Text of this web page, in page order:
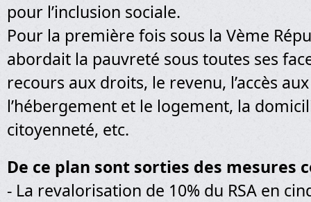
pour l’inclusion sociale.
Pour la première fois sous la Vème
abordait la pauvreté sous toutes ses
recours aux droits, le revenu, l’accès
l’hébergement et le logement, la
citoyenneté, etc.
De ce plan sont sorties des mesures
- La revalorisation de 10% du RSA en